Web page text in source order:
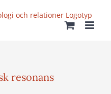
resonans